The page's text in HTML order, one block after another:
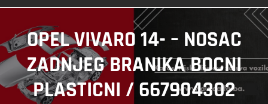
OPEL VIVARO 14- – NOSAC
ZADNJEG BRANIKA BOCNI
PLASTICNI / 667904302